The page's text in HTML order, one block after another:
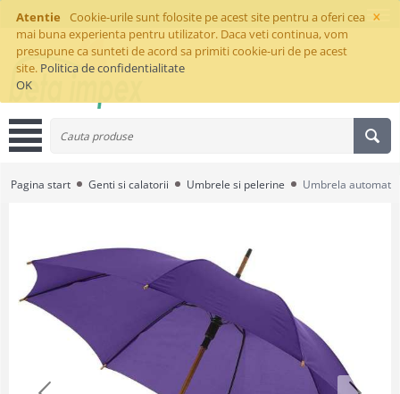
×
Atentie
Cookie-urile sunt folosite pe acest site pentru a oferi cea
mai buna experienta pentru utilizator. Daca veti continua, vom
presupune ca sunteti de acord sa primiti cookie-uri de pe acest
site. Politica de confidentialitate
OK
Pagina start Genti si calatorii Umbrele si pelerine Umbrela automata